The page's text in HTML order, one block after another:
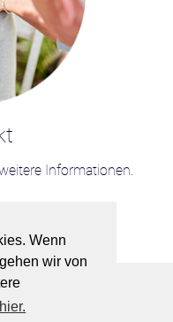
Wenn
wir von
hier.
Informationen.